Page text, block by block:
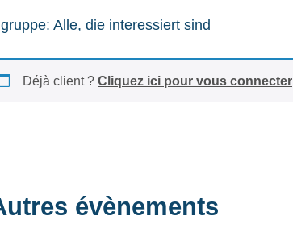
Alle, die interessiert sind
Déjà client ? Cliquez ici pour vous connecter
évènements